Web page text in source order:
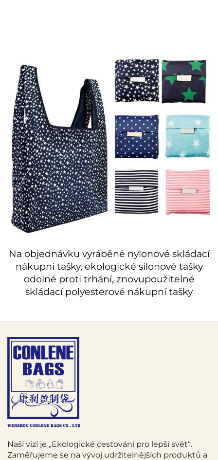
Na objednávku vyráběné nylonové skládací
nákupní tašky, ekologické silonové tašky
odolné proti trhání, znovupoužitelné
skládací polyesterové nákupní tašky
Naší vizí je „Ekologické cestování pro lepší svět“.
Zaměřujeme se na vývoj udržitelnějších produktů a